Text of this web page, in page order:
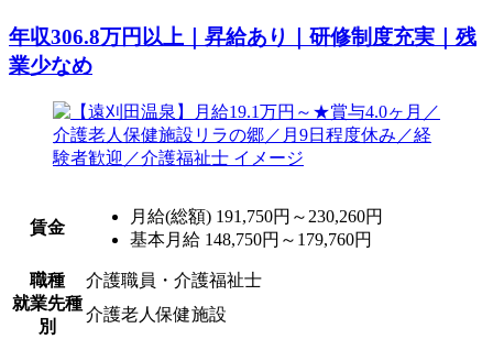
年収306.8万円以上｜昇給あり｜研修制度充実｜残
業少なめ
賃金
月給(総額) 191,750円～230,260円
基本月給 148,750円～179,760円
職種
介護職員・介護福祉士
就業先種
別
介護老人保健施設